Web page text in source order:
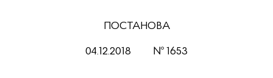
ПОСТАНОВА
04.12.2018 № 1653